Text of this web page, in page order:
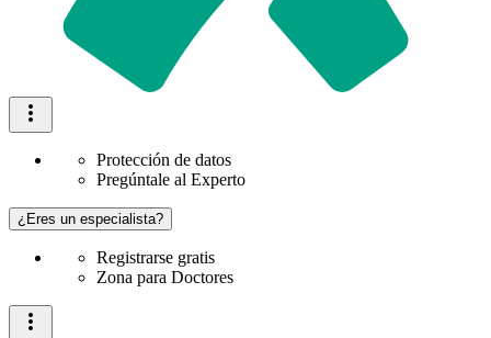
Protección de datos
Pregúntale al Experto
¿Eres un especialista?
Registrarse gratis
Zona para Doctores